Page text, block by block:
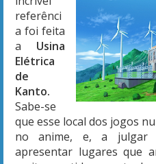
referênci
a foi feita
a Usina
Elétrica
de
Kanto.
Sabe-se
que esse local dos jogos
no anime, e, a julgar
apresentar lugares que